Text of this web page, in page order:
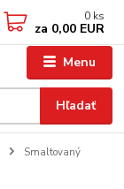
Menu
Hľadať
0 ks
za 0,00 EUR
Smaltovaný